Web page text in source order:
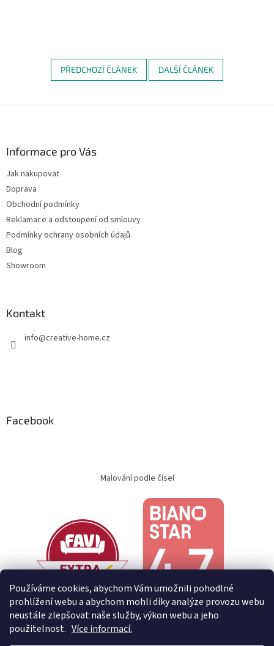
Používáme cookies, abychom Vám umožnili pohodlné
prohlížení webu a abychom mohli díky analýze provozu webu
neustále zlepšovat naše služby, výkon webu a jeho
použitelnost. Více informací.
PŘEDCHOZÍ ČLÁNEK DALŠÍ ČLÁNEK
Informace pro Vás
Jak nakupovat
Doprava
Obchodní podmínky
Reklamace a odstoupení od smlouvy
Podmínky ochrany osobních údajů
Blog
Showroom
Kontakt
info@creative-home.cz
Facebook
Malování podle čísel